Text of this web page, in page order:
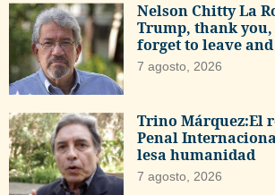
Nelson Chitty La
Trump, thank
forget to leave
7 agosto, 2026
Trino Márquez:El
Penal
lesa humanidad
7 agosto, 2026